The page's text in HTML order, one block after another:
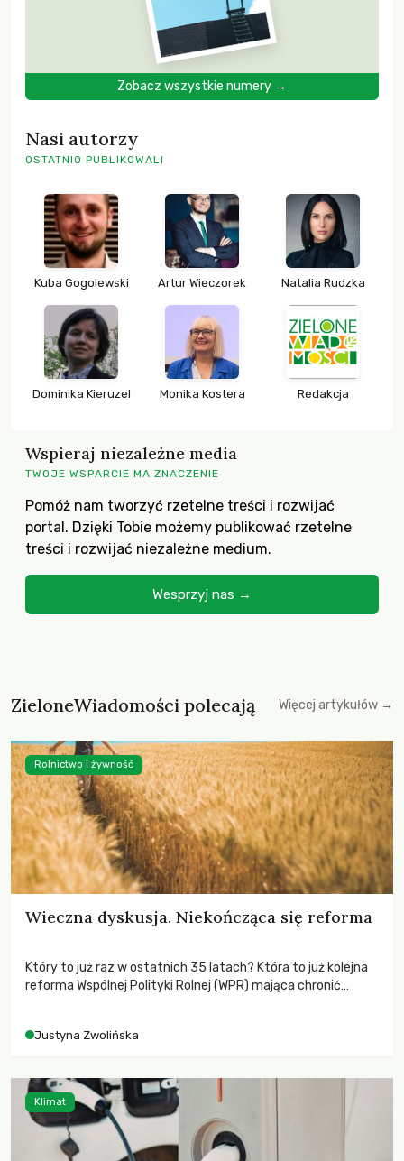
Zobacz wszystkie numery →
Nasi autorzy
OSTATNIO PUBLIKOWALI
Kuba Gogolewski Artur Wieczorek Natalia Rudzka
Dominika Kieruzel Monika Kostera Redakcja
Wspieraj niezależne media
TWOJE WSPARCIE MA ZNACZENIE
Pomóż nam tworzyć rzetelne treści i rozwijać
portal. Dzięki Tobie możemy publikować rzetelne
treści i rozwijać niezależne medium.
Wesprzyj nas →
ZieloneWiadomości polecają Więcej artykułów →
Wieczna dyskusja. Niekończąca się reforma
Który to już raz w ostatnich 35 latach? Która to już kolejna
reforma Wspólnej Polityki Rolnej (WPR) mająca chronić
Justyna Zwolińska
Rolnictwo i żywność
Klimat